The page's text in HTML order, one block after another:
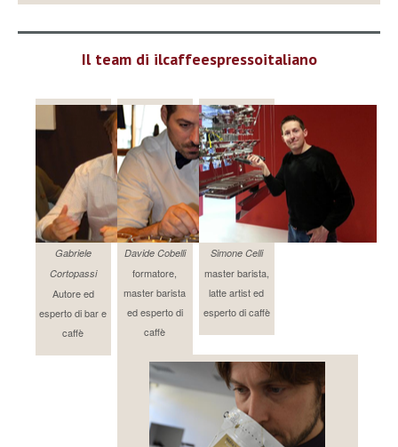
Il team di ilcaffeespressoitaliano
Gabriele
Cortopassi
Autore ed
esperto di bar e
caffè
Davide Cobelli
formatore,
master barista
ed esperto di
caffè
Simone Celli
master barista,
latte artist ed
esperto di caffè